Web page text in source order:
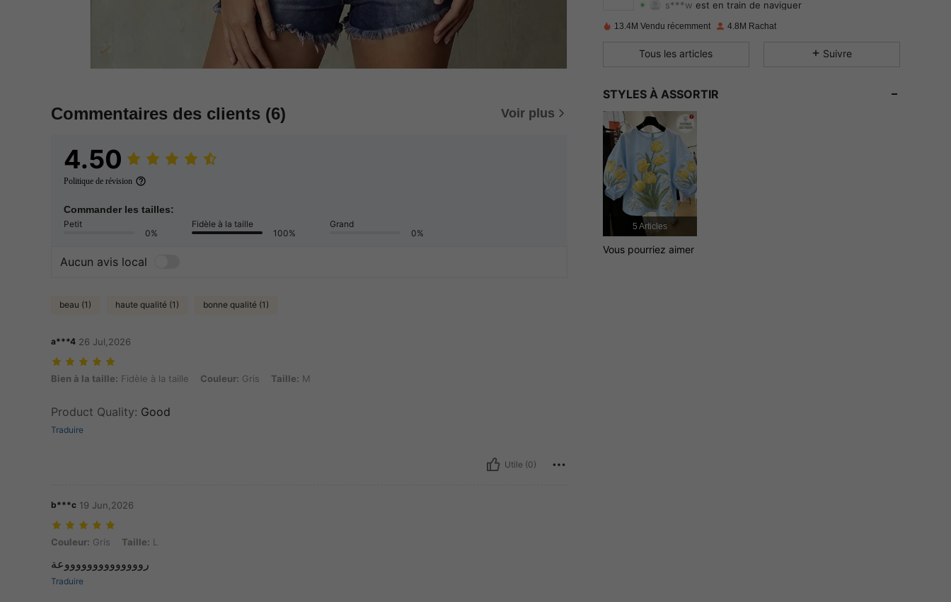
Commentaires des clients (6) Voir plus
4.50
Politique de révision
Commander les tailles:
Petit
0%
Fidèle à la taille
100%
Grand
0%
Aucun avis local
beau (1) haute qualité (1) bonne qualité (1)
a***4 26 Jul,2026
Bien à la taille: Fidèle à la taille, Couleur: Gris, Taille: M
Bien à la taille: Fidèle à la taille Couleur: Gris Taille: M
Product Quality: Good
Traduire
Utile (0)
b***c 19 Jun,2026
Couleur: Gris, Taille: L
Couleur: Gris Taille: L
رووووووووووووووعة
Traduire
4.78 Evaluation 15KArticles 1.6MSuiveurs
4.78
4.78
4.78
13.4M Vendu récemment 4.8M Rachat
Tous les articles Suivre
STYLES À ASSORTIR
5 Articles
Vous pourriez aimer